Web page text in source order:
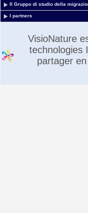
Il Gruppo di studio della
I partners
VisioNature
technologies
partager